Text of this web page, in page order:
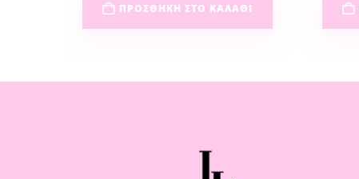
ΠΡΟΣΘΉΚΗ ΣΤΟ ΚΑΛΆΘΙ